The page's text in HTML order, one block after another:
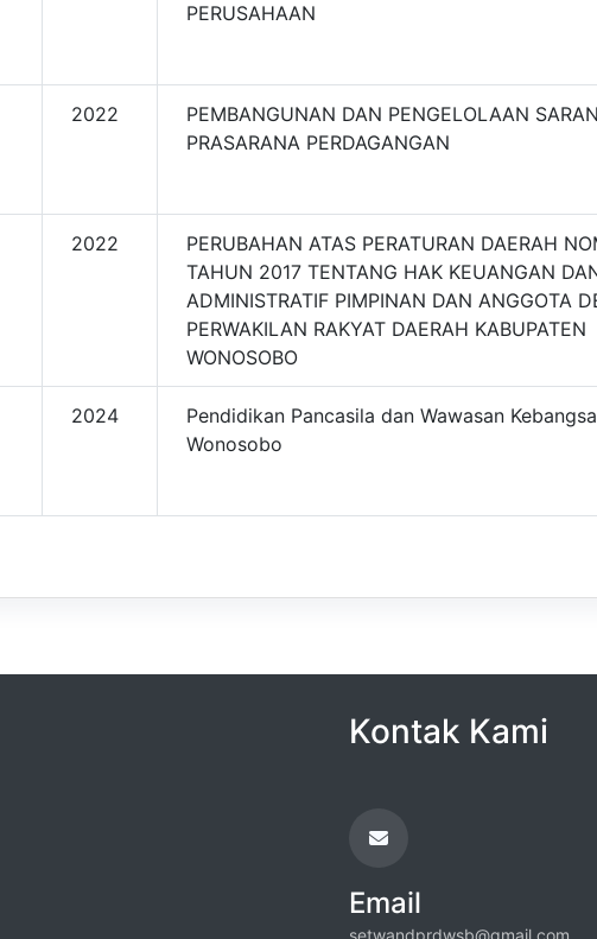
PERUSAHAAN
2022
PEMBANGUNAN DAN PENGELOLAAN
PRASARANA PERDAGANGAN
2022
PERUBAHAN ATAS PERATURAN DAERAH
TAHUN 2017 TENTANG HAK KEUANGAN
ADMINISTRATIF PIMPINAN DAN ANGGOTA
PERWAKILAN RAKYAT DAERAH KABUPATEN
WONOSOBO
2024
Pendidikan Pancasila dan Wawasan
Wonosobo
Kontak Kami
Email
setwandprdwsb@gmail.com